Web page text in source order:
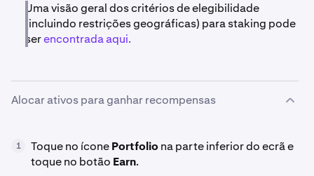
Uma visão geral dos critérios de elegibilidade
(incluindo restrições geográficas) para staking pode
serencontrada aqui.
Alocar ativos para ganhar recompensas
1 Toque no íconePortfolio na parte inferior do ecrã e
toque no botão Earn.